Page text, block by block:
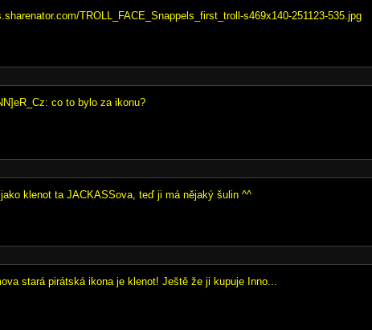
TROLL_FACE_Snappels_first_troll-s469x140-251123-535.jpg
co to bylo za ikonu?
klenot ta JACKASSova, teď ji má nějaký šulin ^^
stará pirátská ikona je klenot! Ještě že ji kupuje Inno...